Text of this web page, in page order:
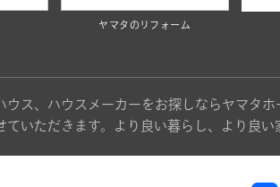
ヤマタのリフォーム
ウス、ハウスメーカーをお探しならヤマタ
いただきます。より良い暮らし、より良い